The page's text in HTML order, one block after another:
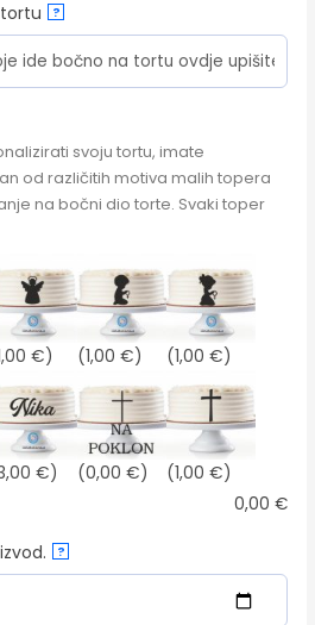
?
svoju tortu, imate
od različitih motiva malih topera
na bočni dio torte. Svaki toper
€) (1,00 €) (1,00 €)
€) (0,00 €) (1,00 €)
0,00 €
?